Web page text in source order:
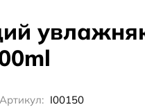
Артикул: I00150